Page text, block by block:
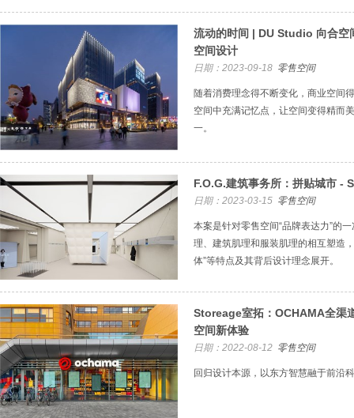
流动的时间 | DU Studio 向合空
空间设计
日期：2023-09-18 零售空间
随着消费理念得不断变化，商业空间
空间中充满记忆点，让空间变得精而
一。
F.O.G.建筑事务所：拼贴城市 -
日期：2023-03-15 零售空间
本案是针对零售空间“品牌表达力”的
理、建筑肌理和服装肌理的相互塑造
体”等特点及其背后设计理念展开。
Storeage室拓：OCHAMA全渠
空间新体验
日期：2022-08-12 零售空间
回归设计本源，以东方智慧融于前沿